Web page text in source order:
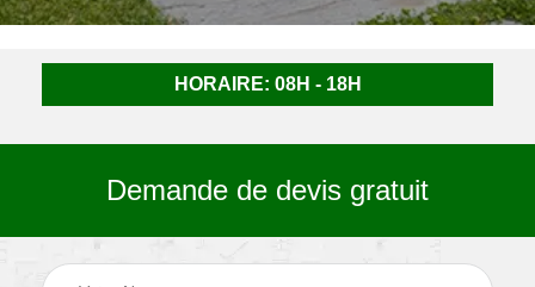
HORAIRE: 08H - 18H
Demande de devis gratuit